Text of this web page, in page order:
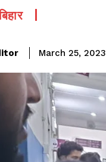
March 25, 2023